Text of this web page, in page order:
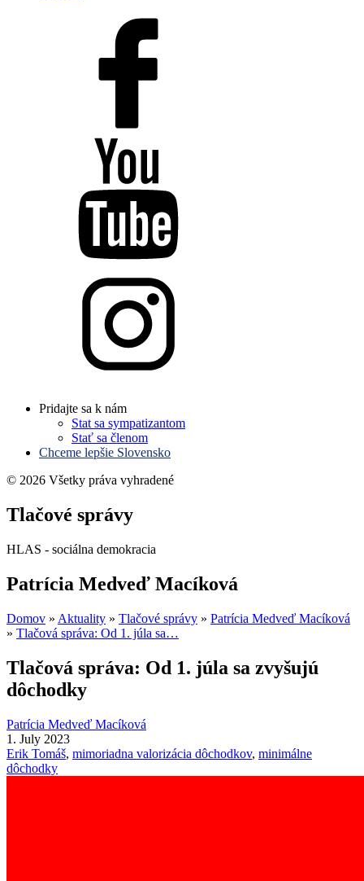
Pridajte sa k nám
Stat sa sympatizantom
Stať sa členom
Chceme lepšie Slovensko
© 2026 Všetky práva vyhradené
Tlačové správy
HLAS - sociálna demokracia
Patrícia Medveď Macíková
Domov » Aktuality » Tlačové správy » Patrícia Medveď Macíková
» Tlačová správa: Od 1. júla sa…
Tlačová správa: Od 1. júla sa zvyšujú
dôchodky
Patrícia Medveď Macíková
1. July 2023
Erik Tomáš, mimoriadna valorizácia dôchodkov, minimálne
dôchodky